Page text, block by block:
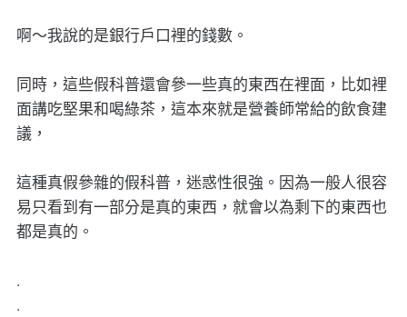
啊～我說的是銀行戶口裡的錢數。
同時，這些假科普還會參一些真的東西在裡面，比如裡
面講吃堅果和喝綠茶，這本來就是營養師常給的飲食建
議，
這種真假參雜的假科普，迷惑性很強。因為一般人很容
易只看到有一部分是真的東西，就會以為剩下的東西也
都是真的。
.
.